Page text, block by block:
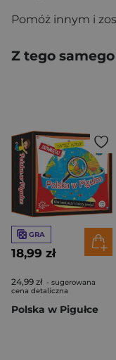
Pomóż innym i
Z tego
GRA
18,99 zł
24,99 zł - sugerowana
cena detaliczna
Polska w Pigułce